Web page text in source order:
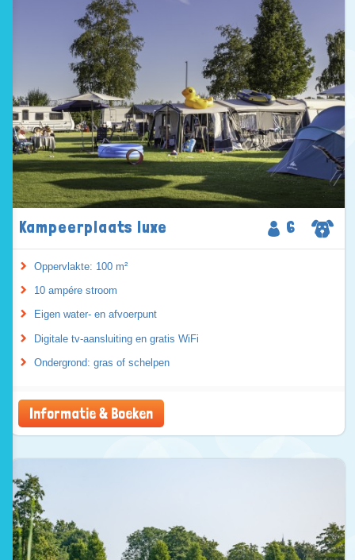
Kampeerplaats luxe 6
Oppervlakte: 100 m²
10 ampére stroom
Eigen water- en afvoerpunt
Digitale tv-aansluiting en gratis WiFi
Ondergrond: gras of schelpen
Informatie & Boeken